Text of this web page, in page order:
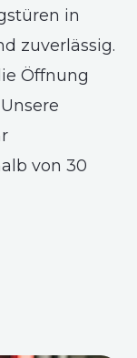
in
zuverlässig.
Öffnung
von 30